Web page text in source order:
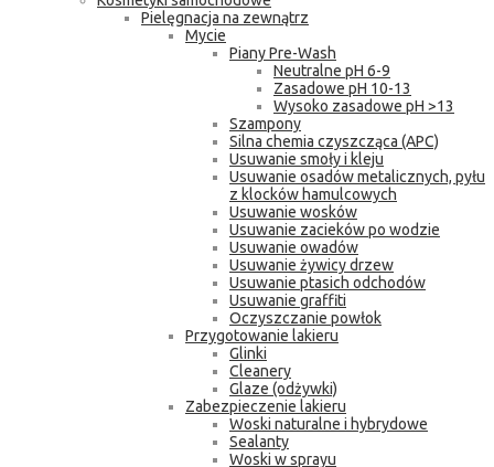
Pielęgnacja na zewnątrz
Mycie
Piany Pre-Wash
Neutralne pH 6-9
Zasadowe pH 10-13
Wysoko zasadowe pH >13
Szampony
Silna chemia czyszcząca (APC)
Usuwanie smoły i kleju
Usuwanie osadów metalicznych, pyłu
z klocków hamulcowych
Usuwanie wosków
Usuwanie zacieków po wodzie
Usuwanie owadów
Usuwanie żywicy drzew
Usuwanie ptasich odchodów
Usuwanie graffiti
Oczyszczanie powłok
Przygotowanie lakieru
Glinki
Cleanery
Glaze (odżywki)
Zabezpieczenie lakieru
Woski naturalne i hybrydowe
Sealanty
Woski w sprayu